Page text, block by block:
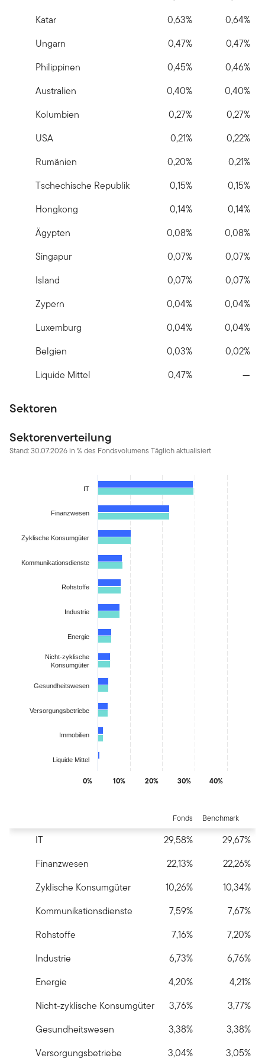
Katar
0,63%
0,64%
Ungarn
0,47%
0,47%
Philippinen
0,45%
0,46%
Australien
0,40%
0,40%
Kolumbien
0,27%
0,27%
USA
0,21%
0,22%
Rumänien
0,20%
0,21%
Tschechische Republik
0,15%
0,15%
Hongkong
0,14%
0,14%
Ägypten
0,08%
0,08%
Singapur
0,07%
0,07%
Island
0,07%
0,07%
Zypern
0,04%
0,04%
Luxemburg
0,04%
0,04%
Belgien
0,03%
0,02%
Liquide Mittel
0,47% —
Sektoren
Sektorenverteilung
Stand: 30.07.2026 in % des Fondsvolumens Täglich aktualisiert
Bar chart with 2 data series.
The chart has 1 X axis displaying categories.
The chart has 1 Y axis displaying values. Data ranges from
IT
Finanzwesen
Zyklische Konsumgüter
Kommunikationsdienste
Rohstoffe
Industrie
Energie
Nicht-zyklische
Konsumgüter
Gesundheitswesen
Versorgungsbetriebe
Immobilien
Liquide Mittel
0% 10% 20% 30% 40%
Fonds Benchmark
IT 29,58%
29,67%
Finanzwesen
22,13%
22,26%
Zyklische Konsumgüter
10,26%
10,34%
Kommunikationsdienste
7,59%
7,67%
Rohstoffe
7,16%
7,20%
Industrie
6,73%
6,76%
Energie
4,20%
4,21%
Nicht-zyklische Konsumgüter
3,76%
3,77%
Gesundheitswesen
3,38%
3,38%
Versorgungsbetriebe
3,04%
3,05%